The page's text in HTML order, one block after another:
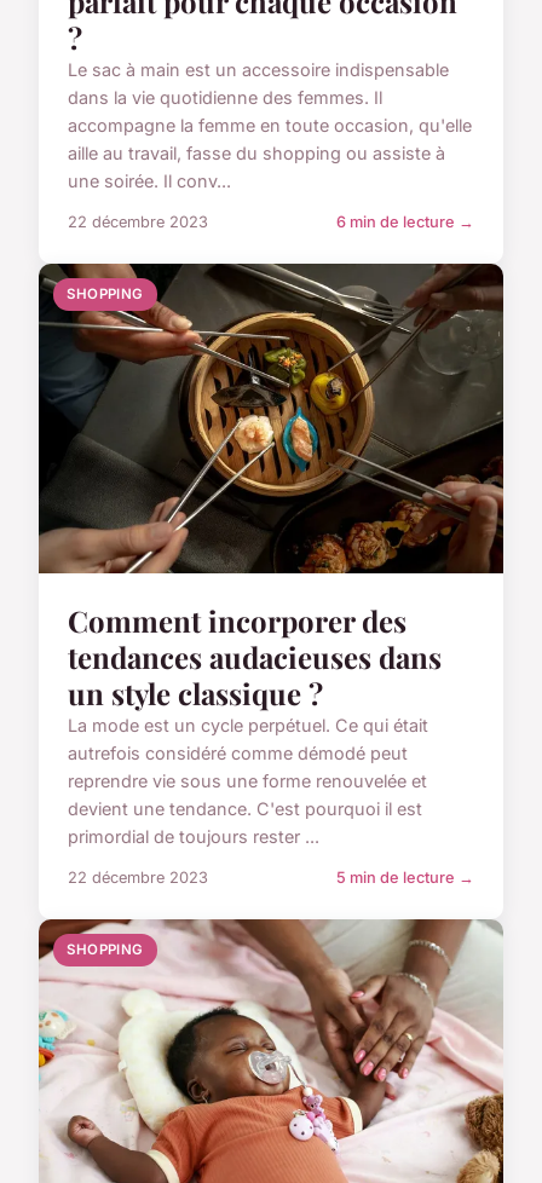
?
Le sac à main est un accessoire indispensable
dans la vie quotidienne des femmes. Il
accompagne la femme en toute occasion, qu'elle
aille au travail, fasse du shopping ou assiste à
une soirée. Il conv...
22 décembre 2023 6 min de lecture →
SHOPPING
Comment incorporer des
tendances audacieuses dans
un style classique ?
La mode est un cycle perpétuel. Ce qui était
autrefois considéré comme démodé peut
reprendre vie sous une forme renouvelée et
devient une tendance. C'est pourquoi il est
primordial de toujours rester ...
22 décembre 2023 5 min de lecture →
SHOPPING